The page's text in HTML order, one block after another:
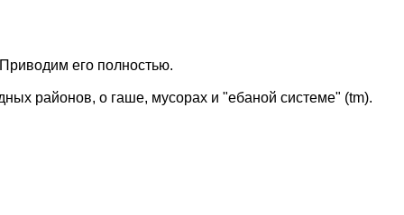
его полностью.
районов, о гаше, мусорах и "ебаной системе" (tm).